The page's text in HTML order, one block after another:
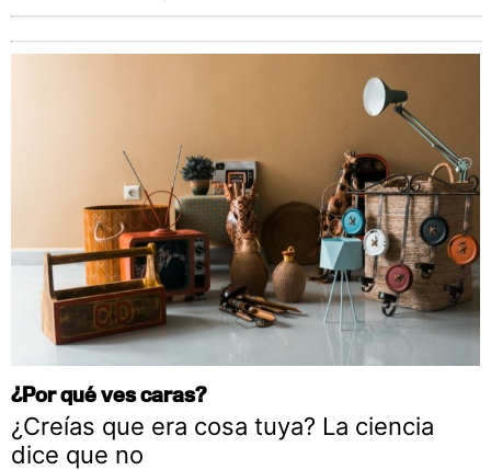
¿Por qué ves caras?
¿Creías que era cosa tuya? La ciencia
dice que no